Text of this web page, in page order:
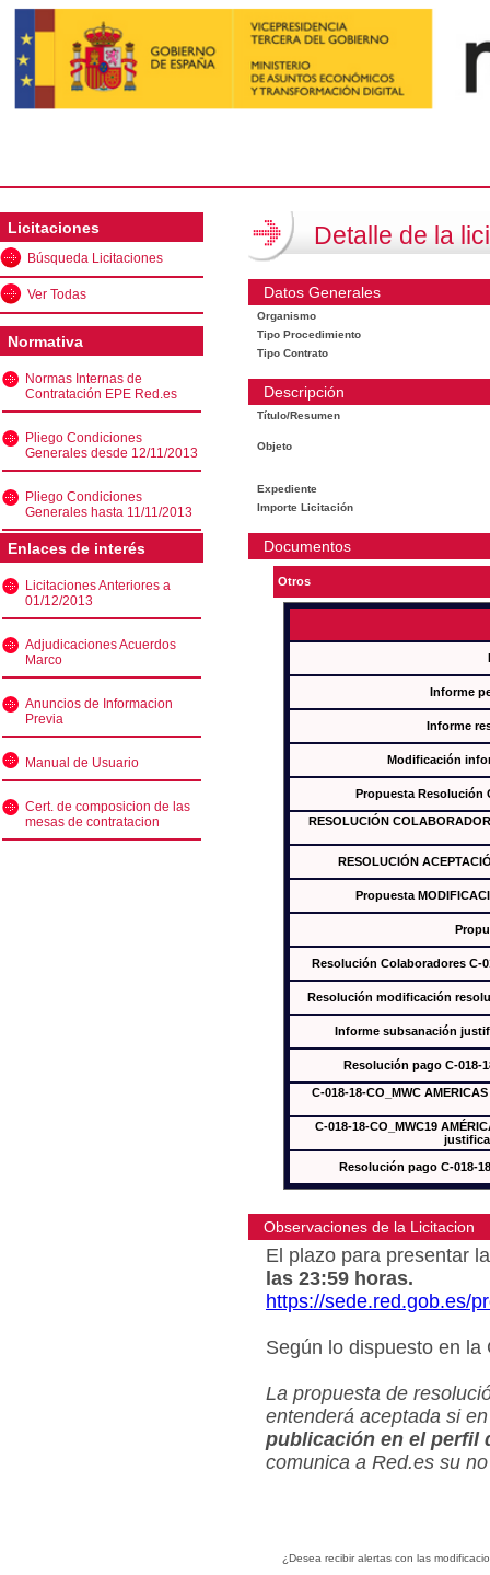
Licitaciones
Búsqueda Licitaciones
Ver Todas
Normativa
Normas Internas de
Contratación EPE Red.es
Pliego Condiciones
Generales desde 12/11/2013
Pliego Condiciones
Generales hasta 11/11/2013
Enlaces de interés
Licitaciones Anteriores a
01/12/2013
Adjudicaciones Acuerdos
Marco
Anuncios de Informacion
Previa
Manual de Usuario
Cert. de composicion de las
mesas de contratacion
Detalle de la
Datos Generales
Organismo
Tipo Procedimiento
Tipo Contrato
Descripción
Título/Resumen
Objeto
Expediente
Importe Licitación
Documentos
Otros
Informe
Informe
Modificación
Propuesta Resolución
RESOLUCIÓN
RESOLUCIÓN
Propuesta
Resolución Colaboradores C-
Resolución modificación
Informe subsanación
Resolución pago C-018-
C-018-18-CO_MWC
C-018-18-CO_MWC19
Resolución pago C-018-
Observaciones de la Licitacion
El plazo para presentar
las 23:59 horas.
https://sede.red.gob.es/
Según lo dispuesto en
La propuesta de
entenderá aceptada si
publicación en el perfil
comunica a Red.es su
¿Desea recibir alertas con las